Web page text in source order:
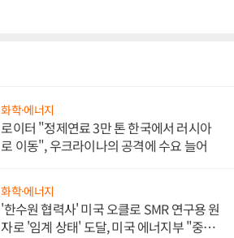
화학·에너지
로이터 "정제연료 3만 톤 한국에서 러시아
로 이동", 우크라이나의 공격에 수요 늘어
화학·에너지
'한수원 협력사' 미국 오클로 SMR 연구용 원
자로 '임계 상태' 도달, 미국 에너지부 "중요